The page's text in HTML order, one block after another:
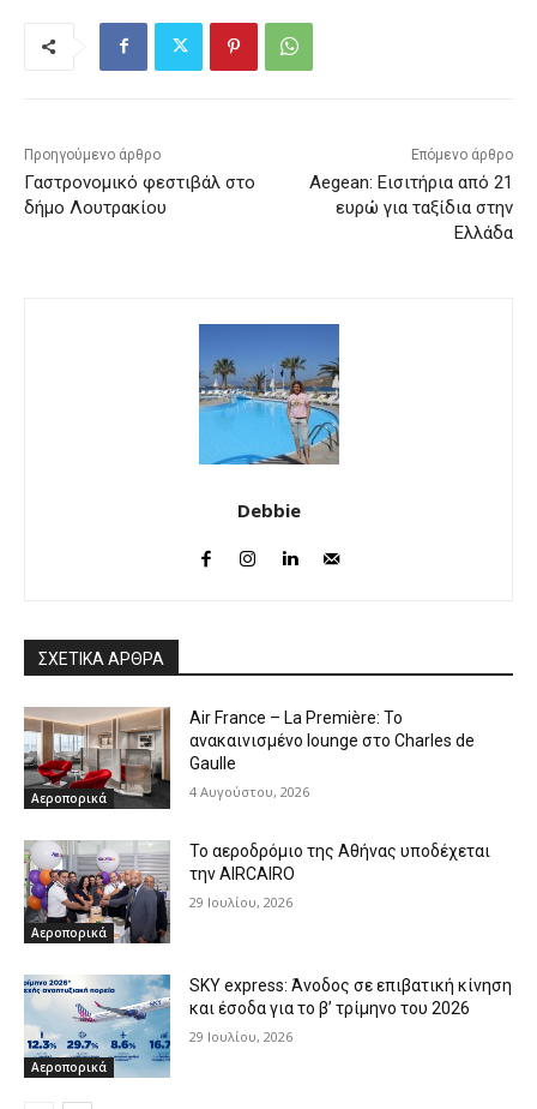
Προηγούμενο άρθρο
Γαστρονομικό φεστιβάλ στο
δήμο Λουτρακίου
Επόμενο άρθρο
Aegean: Εισιτήρια από 21
ευρώ για ταξίδια στην
Ελλάδα
Debbie
ΣΧΕΤΙΚΑ ΑΡΘΡΑ
Αεροπορικά
Air France – La Première: Το
ανακαινισμένο lounge στο Charles de
Gaulle
4 Αυγούστου, 2026
Αεροπορικά
Το αεροδρόμιο της Αθήνας υποδέχεται
την AIRCAIRO
29 Ιουλίου, 2026
Αεροπορικά
SKY express: Άνοδος σε επιβατική κίνηση
και έσοδα για το β’ τρίμηνο του 2026
29 Ιουλίου, 2026